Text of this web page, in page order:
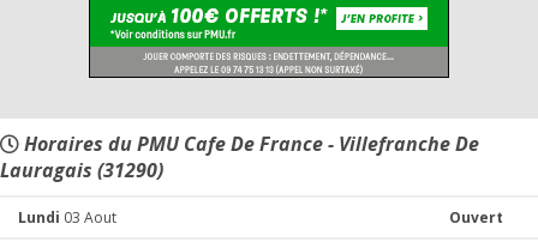
Horaires du PMU Cafe De France - Villefranche De
Lauragais (31290)
Lundi 03 Aout Ouvert